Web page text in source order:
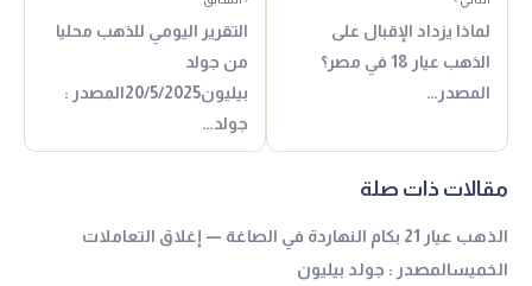
لماذا يزداد الإقبال على
الذهب عيار 18 في مصر؟
المصدر…
التقرير اليومي للذهب محليا
من جولد
بيليون20/5/2025المصدر :
جولد…
مقالات ذات صلة
الذهب عيار 21 بكام النهاردة في الصاغة — إغلاق التعاملات
الخميسالمصدر : جولد بيليون